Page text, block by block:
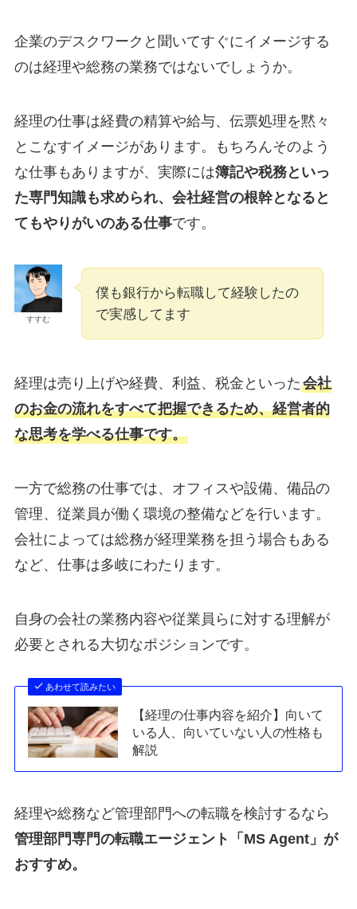
企業のデスクワークと聞いてすぐにイメージする
のは経理や総務の業務ではないでしょうか。
経理の仕事は経費の精算や給与、伝票処理を黙々
とこなすイメージがあります。もちろんそのよう
な仕事もありますが、実際には簿記や税務といっ
た専門知識も求められ、会社経営の根幹となると
てもやりがいのある仕事です。
すすむ
僕も銀行から転職して経験したの
で実感してます
経理は売り上げや経費、利益、税金といった会社
のお金の流れをすべて把握できるため、経営者的
な思考を学べる仕事です。
一方で総務の仕事では、オフィスや設備、備品の
管理、従業員が働く環境の整備などを行います。
会社によっては総務が経理業務を担う場合もある
など、仕事は多岐にわたります。
自身の会社の業務内容や従業員らに対する理解が
必要とされる大切なポジションです。
あわせて読みたい
【経理の仕事内容を紹介】向いて
いる人、向いていない人の性格も
解説
経理や総務など管理部門への転職を検討するなら
管理部門専門の転職エージェント「MS Agent」が
おすすめ。